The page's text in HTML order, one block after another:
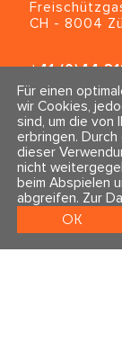
CH - 8004
+41 (0)44
Kontakt &
Newsletter
Impressum
AGBs
Für einen
wir Cookies,
sind, um die von
erbringen.
dieser
nicht
beim Abspielen
abgreifen. Zur
OK